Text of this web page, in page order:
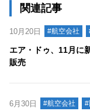
関連記事
10月20日 #航空会社
エア・ドゥ、11月に
販売
6月30日 #航空会社 #